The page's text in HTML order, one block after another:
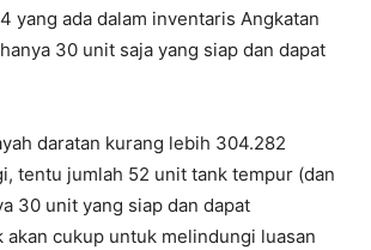
yang ada dalam inventaris Angkatan
30 unit saja yang siap dan dapat
daratan kurang lebih 304.282
tentu jumlah 52 unit tank tempur (dan
30 unit yang siap dan dapat
cukup untuk melindungi luasan